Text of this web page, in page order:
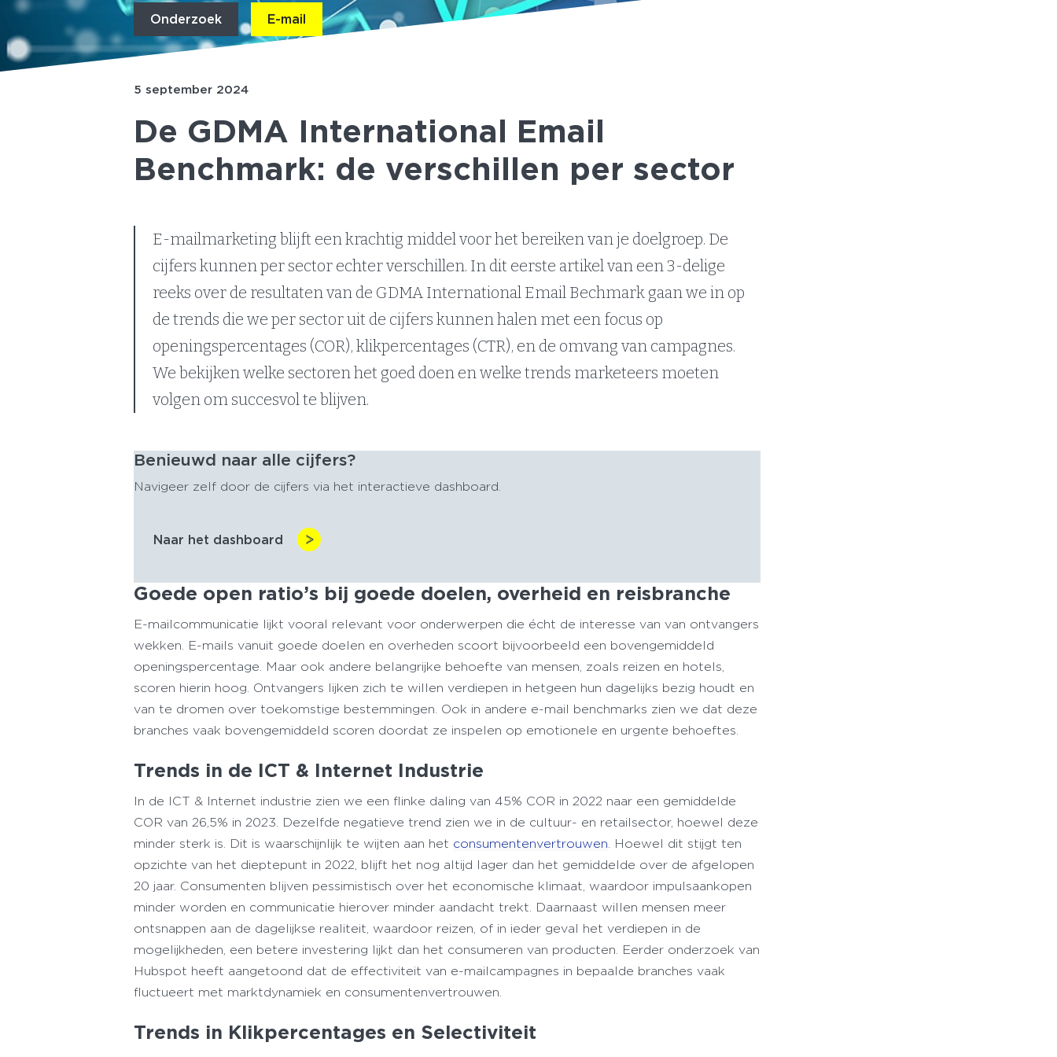
Onderzoek E-mail
5 september 2024
De GDMA International Email
Benchmark: de verschillen per sector
E-mailmarketing blijft een krachtig middel voor het bereiken van je doelgroep. De
cijfers kunnen per sector echter verschillen. In dit eerste artikel van een 3-delige
reeks over de resultaten van de GDMA International Email Bechmark gaan we in op
de trends die we per sector uit de cijfers kunnen halen met een focus op
openingspercentages (COR), klikpercentages (CTR), en de omvang van campagnes.
We bekijken welke sectoren het goed doen en welke trends marketeers moeten
volgen om succesvol te blijven.
Benieuwd naar alle cijfers?
Navigeer zelf door de cijfers via het interactieve dashboard.
Naar het dashboard
Goede open ratio’s bij goede doelen, overheid en reisbranche
E-mailcommunicatie lijkt vooral relevant voor onderwerpen die écht de interesse van van ontvangers
wekken. E-mails vanuit goede doelen en overheden scoort bijvoorbeeld een bovengemiddeld
openingspercentage. Maar ook andere belangrijke behoefte van mensen, zoals reizen en hotels,
scoren hierin hoog. Ontvangers lijken zich te willen verdiepen in hetgeen hun dagelijks bezig houdt en
van te dromen over toekomstige bestemmingen. Ook in andere e-mail benchmarks zien we dat deze
branches vaak bovengemiddeld scoren doordat ze inspelen op emotionele en urgente behoeftes.
Trends in de ICT & Internet Industrie
In de ICT & Internet industrie zien we een flinke daling van 45% COR in 2022 naar een gemiddelde
COR van 26,5% in 2023. Dezelfde negatieve trend zien we in de cultuur- en retailsector, hoewel deze
minder sterk is. Dit is waarschijnlijk te wijten aan het consumentenvertrouwen. Hoewel dit stijgt ten
opzichte van het dieptepunt in 2022, blijft het nog altijd lager dan het gemiddelde over de afgelopen
20 jaar. Consumenten blijven pessimistisch over het economische klimaat, waardoor impulsaankopen
minder worden en communicatie hierover minder aandacht trekt. Daarnaast willen mensen meer
ontsnappen aan de dagelijkse realiteit, waardoor reizen, of in ieder geval het verdiepen in de
mogelijkheden, een betere investering lijkt dan het consumeren van producten. Eerder onderzoek van
Hubspot heeft aangetoond dat de effectiviteit van e-mailcampagnes in bepaalde branches vaak
fluctueert met marktdynamiek en consumentenvertrouwen.
Trends in Klikpercentages en Selectiviteit